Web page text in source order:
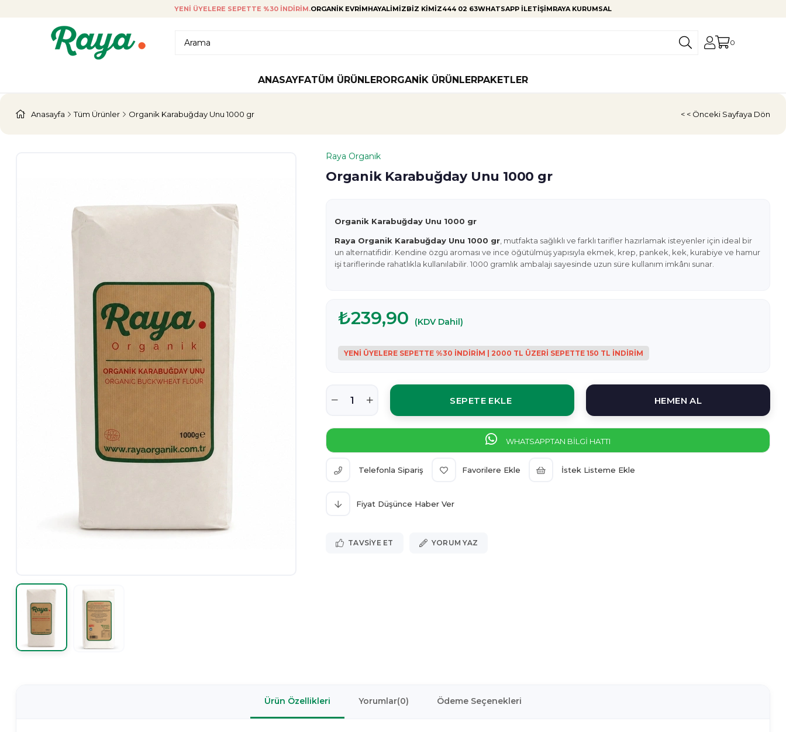
YENI ÜYELERE SEPETTE %30 INDIRIM.ORGANIK EVRIMHAYALIMIZBIZ KIMIZ444 02 63WHATSAPP ILETIŞIMRAYA KURUMSAL
0
ANASAYFATÜM ÜRÜNLERORGANIK ÜRÜNLERPAKETLER
Anasayfa Tüm Ürünler Organik Karabuğday Unu 1000 gr < < Önceki Sayfaya Dön
Raya Organik
Organik Karabuğday Unu 1000 gr
Organik Karabuğday Unu 1000 gr
Raya Organik Karabuğday Unu 1000 gr , mutfakta sağlıklı ve farklı tarifler hazırlamak isteyenler için ideal bir
un alternatifidir. Kendine özgü aroması ve ince öğütülmüş yapısıyla ekmek, krep, pankek, kek, kurabiye ve hamur
işi tariflerinde rahatlıkla kullanılabilir. 1000 gramlık ambalajı sayesinde uzun süre kullanım imkânı sunar.
₺239,90 (KDV Dahil)
WHATSAPPTAN BİLGİ HATTI
Telefonla Sipariş Favorilere Ekle İstek Listeme Ekle
Fiyat Düşünce Haber Ver
TAVSIYE ET YORUM YAZ
Ürün Özellikleri Yorumlar(0) Ödeme Seçenekleri